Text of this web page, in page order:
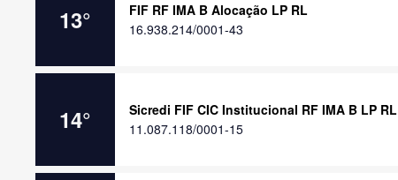
13°
FIF RF IMA B Alocação LP RL
16.938.214/0001-43
14°
Sicredi FIF CIC Institucional RF IMA B LP RL
11.087.118/0001-15